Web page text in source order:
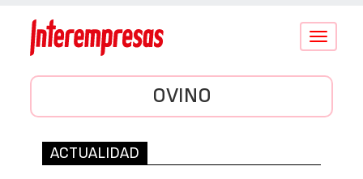
Conmutar
OVINO
ACTUALIDAD